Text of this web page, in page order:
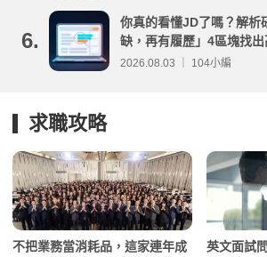
6.
你真的看懂JD了嗎？解析
缺，再有履歷」4區塊找
2026.08.03 ｜ 104小編
求職攻略
不把業務當消耗品，這家連年成
英文面試